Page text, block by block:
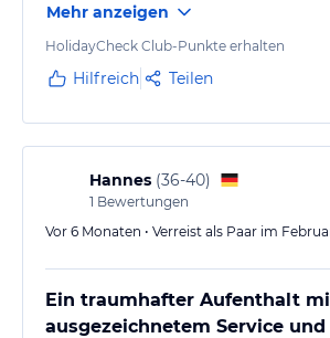
Wunscherfüllerin Kiki.
Gemütliches Zimmer, vielseitiges,
super moderne Tauchschule mit
Wir können die Insel von Herzen
12/10 Punkten!🥰 Da gehen wir
wieder hin!
Mehr anzeigen
HolidayCheck Club-Punkte erhalten
Hilfreich Teilen
Hannes (36-40)
1 Bewertungen
Vor 6 Monaten • Verreist als Paar im
Ein traumhafter Aufenthalt
ausgezeichnetem Service und